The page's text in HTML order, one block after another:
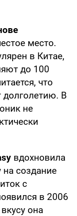
место.
в Китае,
до 100
что
долголетию. В
не
вдохновила
на создание
с
в 2006
она